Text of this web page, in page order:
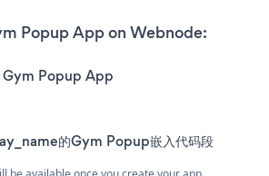
Popup App on Webnode:
Popup App
的Gym Popup嵌入代码段